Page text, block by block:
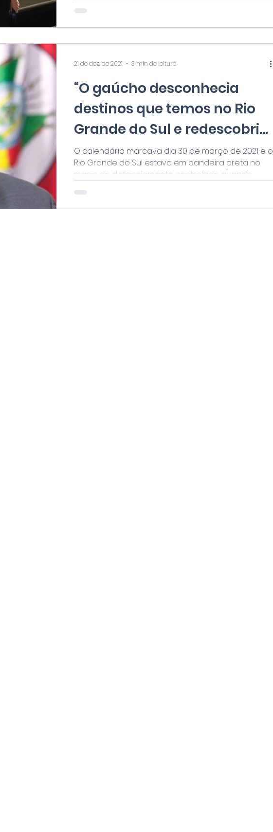
“O gaúcho desconhecia
destinos que temos no Rio
Grande do Sul e redescobriu
as viagens internas"
O calendário marcava dia 30 de março de 2021 e o
Rio Grande do Sul estava em bandeira preta no
mapa do distanciamento controlado quando...
21 de dez. de 2021 3 min de leitura